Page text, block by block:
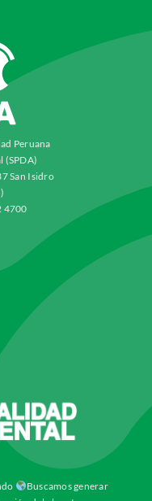
Peruana
(SPDA)
San Isidro
4700
Buscamos generar